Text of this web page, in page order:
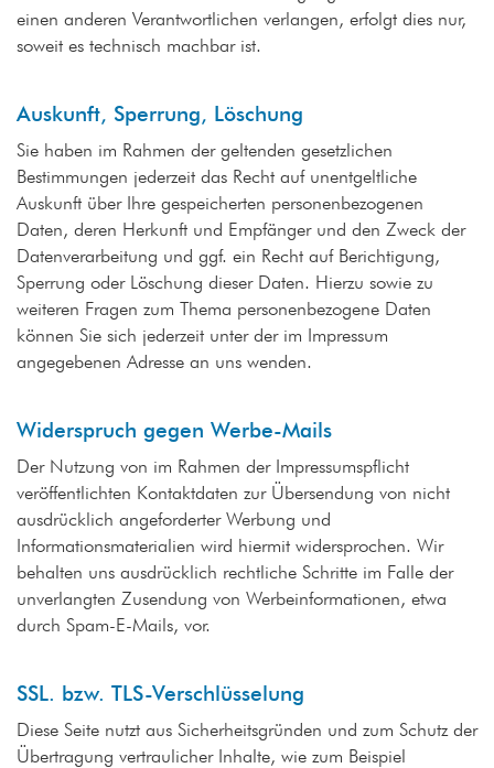
einen anderen Verantwortlichen verlangen, erfolgt dies nur,
soweit es technisch machbar ist.
Auskunft, Sperrung, Löschung
Sie haben im Rahmen der geltenden gesetzlichen
Bestimmungen jederzeit das Recht auf unentgeltliche
Auskunft über Ihre gespeicherten personenbezogenen
Daten, deren Herkunft und Empfänger und den Zweck der
Datenverarbeitung und ggf. ein Recht auf Berichtigung,
Sperrung oder Löschung dieser Daten. Hierzu sowie zu
weiteren Fragen zum Thema personenbezogene Daten
können Sie sich jederzeit unter der im Impressum
angegebenen Adresse an uns wenden.
Widerspruch gegen Werbe-Mails
Der Nutzung von im Rahmen der Impressumspflicht
veröffentlichten Kontaktdaten zur Übersendung von nicht
ausdrücklich angeforderter Werbung und
Informationsmaterialien wird hiermit widersprochen. Wir
behalten uns ausdrücklich rechtliche Schritte im Falle der
unverlangten Zusendung von Werbeinformationen, etwa
durch Spam-E-Mails, vor.
SSL. bzw. TLS-Verschlüsselung
Diese Seite nutzt aus Sicherheitsgründen und zum Schutz der
Übertragung vertraulicher Inhalte, wie zum Beispiel